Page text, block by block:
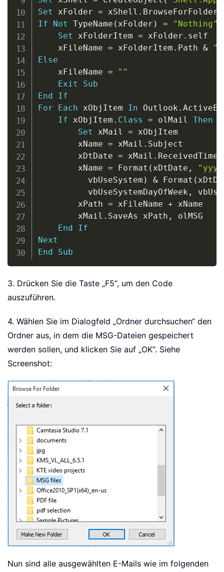
Set xFolder = xShell . BrowseForFolder
If
Not TypeName ( xFolder ) = "Nothing"
Set xFolderItem = xFolder . self
    xFileName
= xFolderItem . Path &
Else
    xFileName
=
""
Exit
Sub
End
If
For
Each xObjItem In Outlook .
If xObjItem . Class = olMail Then
Set xMail = xObjItem
        xName
= xMail . Subject
        xDtDate
= xMail . ReceivedTime
        xName
= Format ( xDtDate ,
          vbUseSystem
) & Format (
          vbUseSystemDayOfWeek
,
        xPath
= xFileName + xName
        xMail
. SaveAs xPath ,
olMSG
End
If
Next
End
Sub
3. Drücken Sie die Taste „F5“, um den Code
auszuführen.
4. Wählen Sie im Dialogfeld „Ordner durchsuchen“ den
Ordner aus, in dem die MSG-Dateien gespeichert
werden sollen, und klicken Sie auf „OK“. Siehe
Screenshot:
Nun sind alle ausgewählten E-Mails wie im folgenden